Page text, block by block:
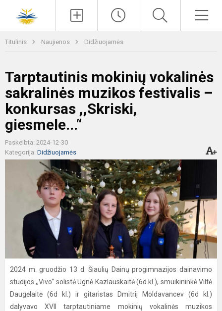
Titulinis Naujienos Didžiuojamės
Tarptautinis mokinių vokalinės
sakralinės muzikos festivalis –
konkursas ,,Skriski,
giesmele...“
Paskelbta: 2024-12-30
Kategorija: Didžiuojamės
2024 m. gruodžio 13 d. Šiaulių Dainų progimnazijos dainavimo
studijos ,,Vivo“ solistė Ugnė Kazlauskaitė (6d kl.), smuikininkė Viltė
Daugėlaitė (6d kl.) ir gitaristas Dmitrij Moldavancev (6d kl.)
dalyvavo XVII tarptautiniame mokinių vokalinės muzikos